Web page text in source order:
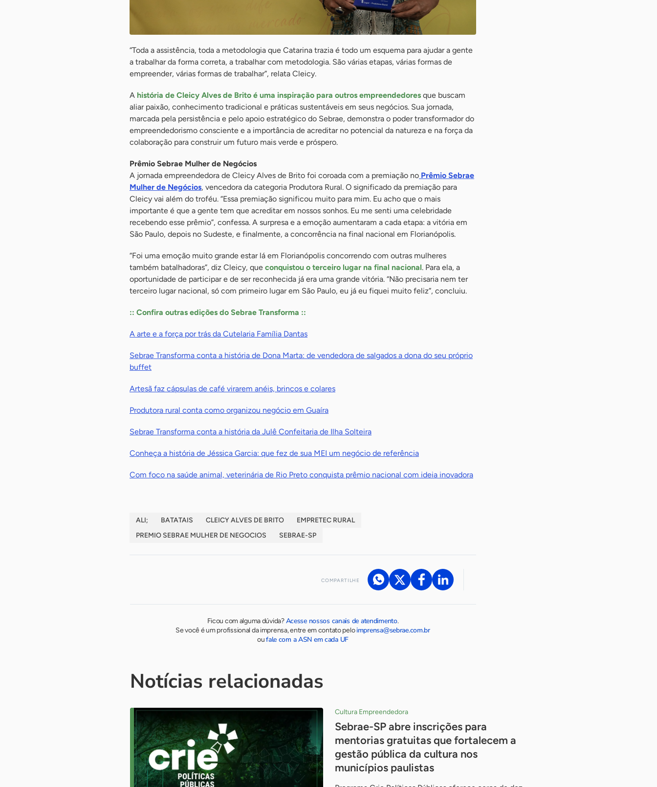
“Toda a assistência, toda a metodologia que Catarina trazia é todo um esquema para ajudar a gente
a trabalhar da forma correta, a trabalhar com metodologia. São várias etapas, várias formas de
empreender, várias formas de trabalhar”, relata Cleicy.
A história de Cleicy Alves de Brito é uma inspiração para outros empreendedores que buscam
aliar paixão, conhecimento tradicional e práticas sustentáveis em seus negócios. Sua jornada,
marcada pela persistência e pelo apoio estratégico do Sebrae, demonstra o poder transformador do
empreendedorismo consciente e a importância de acreditar no potencial da natureza e na força da
colaboração para construir um futuro mais verde e próspero.
Prêmio Sebrae Mulher de Negócios
A jornada empreendedora de Cleicy Alves de Brito foi coroada com a premiação no Prêmio Sebrae
Mulher de Negócios, vencedora da categoria Produtora Rural. O significado da premiação para
Cleicy vai além do troféu. “Essa premiação significou muito para mim. Eu acho que o mais
importante é que a gente tem que acreditar em nossos sonhos. Eu me senti uma celebridade
recebendo esse prêmio”, confessa. A surpresa e a emoção aumentaram a cada etapa: a vitória em
São Paulo, depois no Sudeste, e finalmente, a concorrência na final nacional em Florianópolis.
“Foi uma emoção muito grande estar lá em Florianópolis concorrendo com outras mulheres
também batalhadoras”, diz Cleicy, que conquistou o terceiro lugar na final nacional. Para ela, a
oportunidade de participar e de ser reconhecida já era uma grande vitória. “Não precisaria nem ter
terceiro lugar nacional, só com primeiro lugar em São Paulo, eu já eu fiquei muito feliz”, concluiu.
:: Confira outras edições do Sebrae Transforma ::
A arte e a força por trás da Cutelaria Família Dantas
Sebrae Transforma conta a história de Dona Marta: de vendedora de salgados a dona do seu próprio
buffet
Artesã faz cápsulas de café virarem anéis, brincos e colares
Produtora rural conta como organizou negócio em Guaíra
Sebrae Transforma conta a história da Julê Confeitaria de Ilha Solteira
Conheça a história de Jéssica Garcia: que fez de sua MEI um negócio de referência
Com foco na saúde animal, veterinária de Rio Preto conquista prêmio nacional com ideia inovadora
ALI; BATATAIS CLEICY ALVES DE BRITO
EMPRETEC RURAL
PREMIO SEBRAE MULHER DE NEGOCIOS
SEBRAE-SP
COMPARTILHE
Ficou com alguma dúvida?Acesse nossos canais de atendimento.
Se você é um profissional da imprensa, entre em contato peloimprensa@sebrae.com.br
oufale com a ASN em cada UF
Notícias relacionadas
Cultura Empreendedora
Sebrae-SP abre inscrições para
mentorias gratuitas que fortalecem a
gestão pública da cultura nos
municípios paulistas